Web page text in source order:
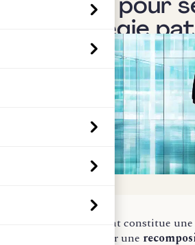
anticiper pour
sa stratégie
La sortie du dirigeant constitue une
souvent marquée par une